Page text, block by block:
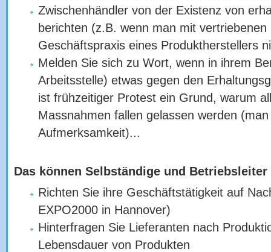
Zwischenhändler von der Existenz von
berichten (z.B. wenn man mit
Geschäftspraxis eines Produktherstellers
Melden Sie sich zu Wort, wenn in ihrem
Arbeitsstelle) etwas gegen den
ist frühzeitiger Protest ein Grund, warum
Massnahmen fallen gelassen werden
Aufmerksamkeit)...
Das können Selbständige und
Richten Sie ihre Geschäftstätigkeit auf
EXPO2000 in Hannover)
Hinterfragen Sie Lieferanten nach
Lebensdauer von Produkten